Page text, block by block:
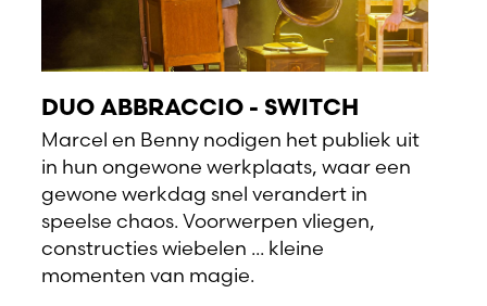
DUO ABBRACCIO - SWITCH
Marcel en Benny nodigen het publiek uit
in hun ongewone werkplaats, waar een
gewone werkdag snel verandert in
speelse chaos. Voorwerpen vliegen,
constructies wiebelen ... kleine
momenten van magie.